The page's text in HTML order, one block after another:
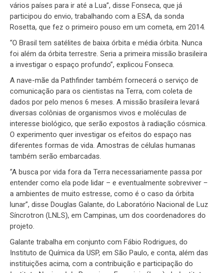
vários países para ir até a Lua”, disse Fonseca, que já
participou do envio, trabalhando com a ESA, da sonda
Rosetta, que fez o primeiro pouso em um cometa, em 2014.
“O Brasil tem satélites de baixa órbita e média órbita. Nunca
foi além da órbita terrestre. Seria a primeira missão brasileira
a investigar o espaço profundo”, explicou Fonseca.
A nave-mãe da Pathfinder também fornecerá o serviço de
comunicação para os cientistas na Terra, com coleta de
dados por pelo menos 6 meses. A missão brasileira levará
diversas colônias de organismos vivos e moléculas de
interesse biológico, que serão expostos à radiação cósmica.
O experimento quer investigar os efeitos do espaço nas
diferentes formas de vida. Amostras de células humanas
também serão embarcadas.
“A busca por vida fora da Terra necessariamente passa por
entender como ela pode lidar – e eventualmente sobreviver –
a ambientes de muito estresse, como é o caso da órbita
lunar”, disse Douglas Galante, do Laboratório Nacional de Luz
Síncrotron (LNLS), em Campinas, um dos coordenadores do
projeto.
Galante trabalha em conjunto com Fábio Rodrigues, do
Instituto de Química da USP, em São Paulo, e conta, além das
instituições acima, com a contribuição e participação do